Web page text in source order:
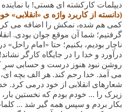
دیپلمات کارکشته ای هستی! با
(دانسته از کاربرد واژه ی «انقلابی»
کمی هم شده، نمکش را اضافه می
گرفتیم؛ شما آن موقع جوان بودی.
ناچار بودیم، بکنیم؛ حتا «امام راحل»
درآورد و خدا را در جایگاه کارگر
روشن نبود هنوز درست و حسابی سرِ
می آمد. خدا رحم کند. هر الف بچه
شعارهای انقلابی از خود درمی کرد.
زیرک را ... خودم بودم که نخستین بار،
بکار بردم و سپس همه گیر شد ...